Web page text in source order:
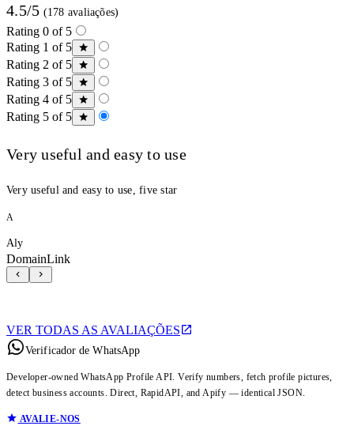
4.5/5 (178 avaliações)
Rating 0 of 5
Rating 1 of 5
Rating 2 of 5
Rating 3 of 5
Rating 4 of 5
Rating 5 of 5
Very useful and easy to use
Very useful and easy to use, five star
A
Aly
DomainLink
VER TODAS AS AVALIAÇÕES
Verificador de WhatsApp
Developer-owned WhatsApp Profile API. Verify numbers, fetch profile pictures,
detect business accounts. Direct, RapidAPI, and Apify — identical JSON.
AVALIE-NOS